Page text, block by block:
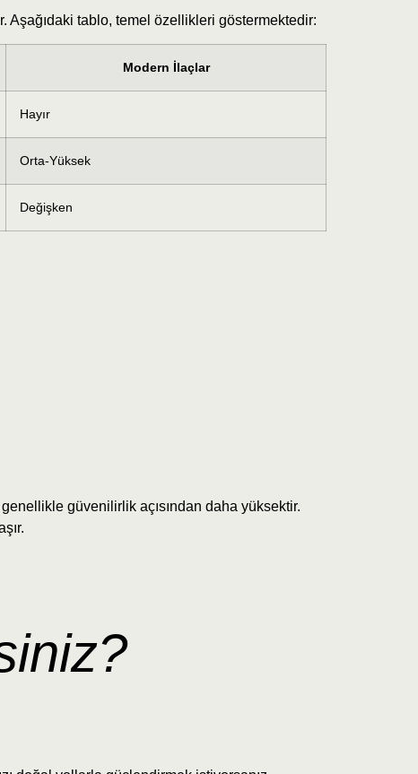
Aşağıdaki tablo, temel özellikleri göstermektedir:
Modern İlaçlar
Hayır
Orta-Yüksek
Değişken
güvenilirlik açısından daha yüksektir.